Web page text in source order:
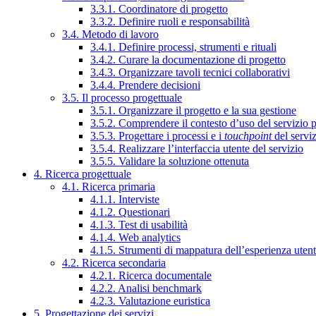
3.3.1. Coordinatore di progetto
3.3.2. Definire ruoli e responsabilità
3.4. Metodo di lavoro
3.4.1. Definire processi, strumenti e rituali
3.4.2. Curare la documentazione di progetto
3.4.3. Organizzare tavoli tecnici collaborativi
3.4.4. Prendere decisioni
3.5. Il processo progettuale
3.5.1. Organizzare il progetto e la sua gestione
3.5.2. Comprendere il contesto d’uso del servizio
3.5.3. Progettare i processi e i touchpointdel
3.5.4. Realizzare l’interfaccia utente del servizio
3.5.5. Validare la soluzione ottenuta
4. Ricerca progettuale
4.1. Ricerca primaria
4.1.1. Interviste
4.1.2. Questionari
4.1.3. Test di usabilità
4.1.4. Web analytics
4.1.5. Strumenti di mappatura dell’esperienza
4.2. Ricerca secondaria
4.2.1. Ricerca documentale
4.2.2. Analisi benchmark
4.2.3. Valutazione euristica
5. Progettazione dei servizi